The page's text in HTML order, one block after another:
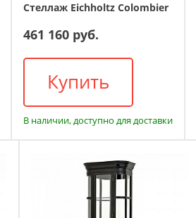
Стеллаж Eichholtz Colombier
461 160 руб.
Купить
В наличии, доступно для доставки